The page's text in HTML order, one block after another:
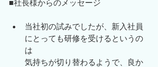
■社長様からのメッセージ
当社初の試みでしたが、新入社員
にとっても研修を受けるというの
は
気持ちが切り替わるようで、良か